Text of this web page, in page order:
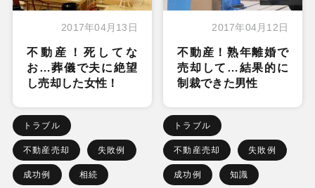
2017年04月13日
不動産！死してな
お…葬儀で夫に絶望
し売却した女性！
トラブル
不動産売却 失敗例
成功例 相続
2017年04月12日
不動産！熟年離婚で
売却して…結果的に
制裁できた男性
トラブル
不動産売却 失敗例
成功例 知識